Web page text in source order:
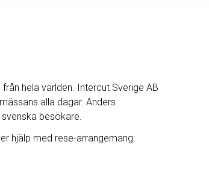
hela världen. Intercut Sverige AB
alla dagar. Anders
besökare.
hjälp med rese-arrangemang: